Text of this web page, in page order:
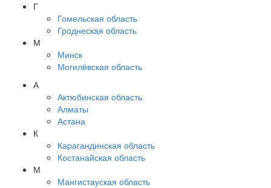
Г
Гомельская область
Гроднеская область
М
Минск
Могилёвская область
А
Актюбинская область
Алматы
Астана
К
Карагандинская область
Костанайская область
М
Мангистауская область